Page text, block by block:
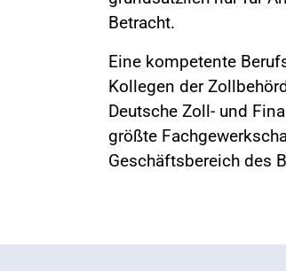
Betracht.
Eine kompetente
Kollegen der
Deutsche Zoll- und
größte
Geschäftsbereich des